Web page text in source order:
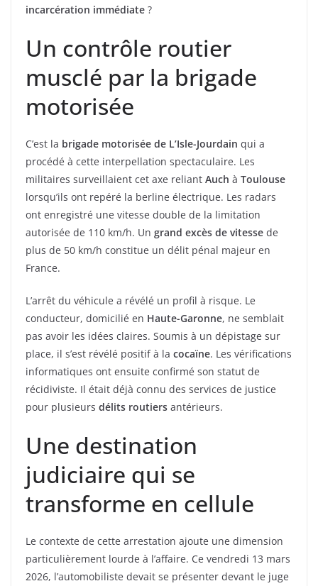
incarcération immédiate ?
Un contrôle routier
musclé par la brigade
motorisée
C’est la brigade motorisée de L’Isle-Jourdain qui a
procédé à cette interpellation spectaculaire. Les
militaires surveillaient cet axe reliant Auch à Toulouse
lorsqu’ils ont repéré la berline électrique. Les radars
ont enregistré une vitesse double de la limitation
autorisée de 110 km/h. Un grand excès de vitesse de
plus de 50 km/h constitue un délit pénal majeur en
France.
L’arrêt du véhicule a révélé un profil à risque. Le
conducteur, domicilié en Haute-Garonne, ne semblait
pas avoir les idées claires. Soumis à un dépistage sur
place, il s’est révélé positif à la cocaïne. Les vérifications
informatiques ont ensuite confirmé son statut de
récidiviste. Il était déjà connu des services de justice
pour plusieurs délits routiers antérieurs.
Une destination
judiciaire qui se
transforme en cellule
Le contexte de cette arrestation ajoute une dimension
particulièrement lourde à l’affaire. Ce vendredi 13 mars
2026, l’automobiliste devait se présenter devant le juge